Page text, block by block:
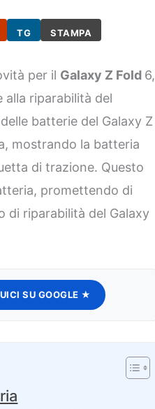
TG STAMPA
per il Galaxy Z Fold 6,
riparabilità del
batterie del Galaxy Z
mostrando la batteria
di trazione. Questo
promettendo di
di riparabilità del Galaxy
SU GOOGLE ★